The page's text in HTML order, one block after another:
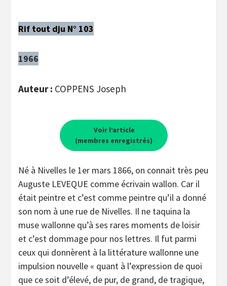
Rif tout dju N° 103
1966
Auteur : COPPENS Joseph
Voir l’article
(membres enregistrés)
Né à Nivelles le 1er mars 1866, on connait très peu
Auguste LEVEQUE comme écrivain wallon. Car il
était peintre et c’est comme peintre qu’il a donné
son nom à une rue de Nivelles. Il ne taquina la
muse wallonne qu’à ses rares moments de loisir
et c’est dommage pour nos lettres. Il fut parmi
ceux qui donnèrent à la littérature wallonne une
impulsion nouvelle « quant à l’expression de quoi
que ce soit d’élevé, de pur, de grand, de tragique,